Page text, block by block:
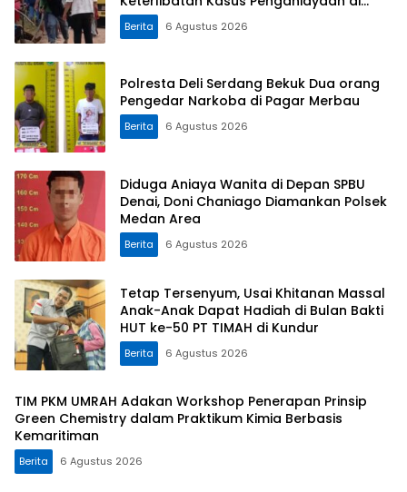
Dusun Balaka
Berita 6 Agustus 2026
Polresta Deli Serdang Bekuk Dua orang
Pengedar Narkoba di Pagar Merbau
Berita 6 Agustus 2026
Diduga Aniaya Wanita di Depan SPBU
Denai, Doni Chaniago Diamankan Polsek
Medan Area
Berita 6 Agustus 2026
Tetap Tersenyum, Usai Khitanan Massal
Anak-Anak Dapat Hadiah di Bulan Bakti
HUT ke-50 PT TIMAH di Kundur
Berita 6 Agustus 2026
TIM PKM UMRAH Adakan Workshop Penerapan Prinsip
Green Chemistry dalam Praktikum Kimia Berbasis
Kemaritiman
Berita 6 Agustus 2026